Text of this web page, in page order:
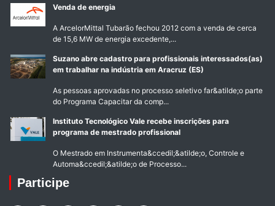
Venda de energia
A ArcelorMittal Tubarão fechou 2012 com a venda de cerca
de 15,6 MW de energia excedente,...
Suzano abre cadastro para profissionais interessados(as)
em trabalhar na indústria em Aracruz (ES)
As pessoas aprovadas no processo seletivo far&atilde;o parte
do Programa Capacitar da comp...
Instituto Tecnológico Vale recebe inscrições para
programa de mestrado profissional
O Mestrado em Instrumenta&ccedil;&atilde;o, Controle e
Automa&ccedil;&atilde;o de Processo...
Participe